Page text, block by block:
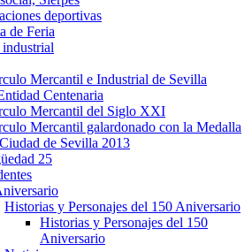
deportivas
de Feria
Mercantil e Industrial de Sevilla
Centenaria
Mercantil del Siglo XXI
Mercantil galardonado con la Medalla
de Sevilla 2013
25
Historias y Personajes del 150 Aniversario
Historias y Personajes del 150
Aniversario